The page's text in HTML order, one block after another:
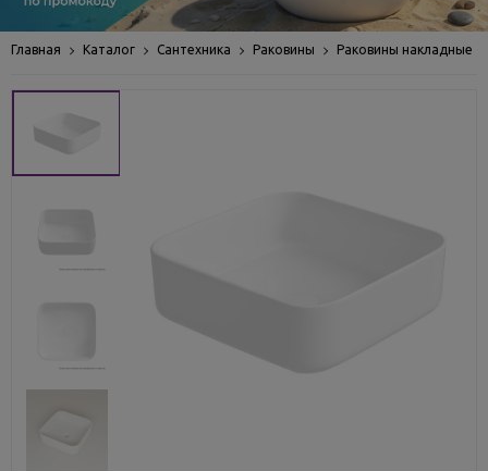
Главная Каталог Сантехника Раковины Раковины накладные